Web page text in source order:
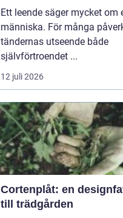
Ett leende säger mycket om
människa. För många
tändernas utseende både
självförtroendet ...
12 juli 2026
Cortenplåt: en
till trädgården